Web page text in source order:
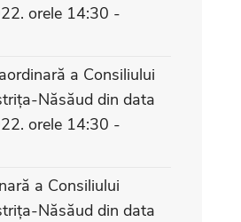
orele 14:30 -
a Consiliului
Năsăud din data
orele 14:30 -
a Consiliului
Năsăud din data